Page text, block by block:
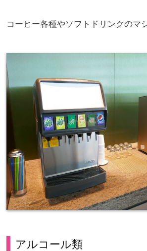
コーヒー各種やソフトドリンクのマ
アルコール類